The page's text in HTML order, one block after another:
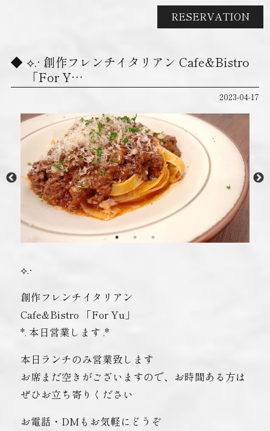
RESERVATION
⟡.· 創作フレンチイタリアン Cafe&Bistro
「For Y…
2023-04-17
⟡.·
創作フレンチイタリアン
Cafe&Bistro 「For Yu」
*. 本日営業します .*
本日ランチのみ営業致します
お席まだ空きがございますので、お時間ある方は
ぜひお立ち寄りください
お電話・DMもお気軽にどうぞ